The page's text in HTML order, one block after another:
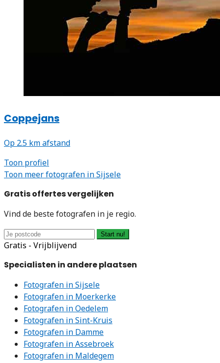
Coppejans
Op 2.5 km afstand
Toon profiel
Toon meer fotografen in Sijsele
Gratis offertes vergelijken
Vind de beste fotografen in je regio.
Start nu!
Gratis - Vrijblijvend
Specialisten in andere plaatsen
Fotografen in Sijsele
Fotografen in Moerkerke
Fotografen in Oedelem
Fotografen in Sint-Kruis
Fotografen in Damme
Fotografen in Assebroek
Fotografen in Maldegem